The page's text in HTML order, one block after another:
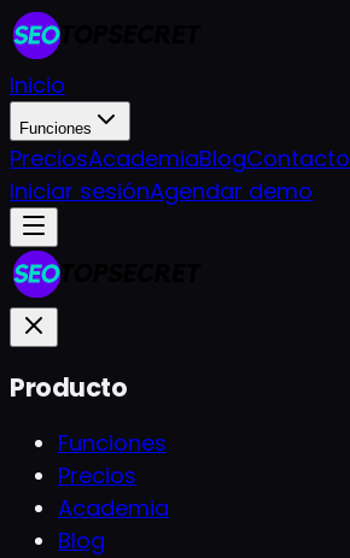
Inicio
Funciones
PreciosAcademiaBlogContacto
Iniciar sesiónAgendar demo
Producto
Funciones
Precios
Academia
Blog